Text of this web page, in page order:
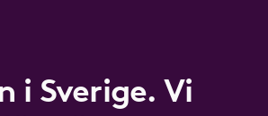
i Sverige. Vi